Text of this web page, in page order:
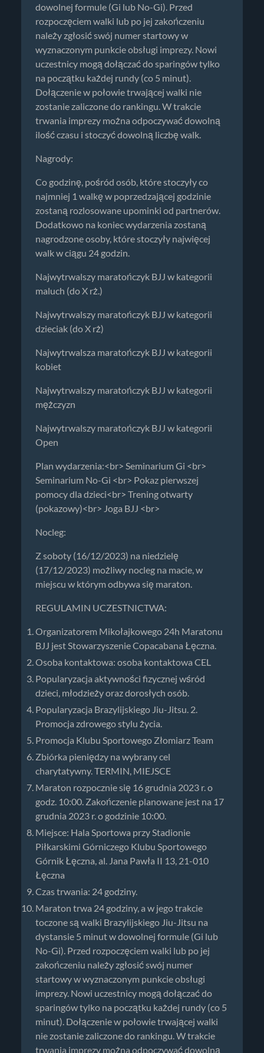
dowolnej formule (Gi lub No-Gi). Przed
rozpoczęciem walki lub po jej zakończeniu
należy zgłosić swój numer startowy w
wyznaczonym punkcie obsługi imprezy. Nowi
uczestnicy mogą dołączać do sparingów tylko
na początku każdej rundy (co 5 minut).
Dołączenie w połowie trwającej walki nie
zostanie zaliczone do rankingu. W trakcie
trwania imprezy można odpoczywać dowolną
ilość czasu i stoczyć dowolną liczbę walk.
Nagrody:
Co godzinę, pośród osób, które stoczyły co
najmniej 1 walkę w poprzedzającej godzinie
zostaną rozlosowane upominki od partnerów.
Dodatkowo na koniec wydarzenia zostaną
nagrodzone osoby, które stoczyły najwięcej
walk w ciągu 24 godzin.
Najwytrwalszy maratończyk BJJ w kategorii
maluch (do X rż.)
Najwytrwalszy maratończyk BJJ w kategorii
dzieciak (do X rż)
Najwytrwalsza maratończyk BJJ w kategorii
kobiet
Najwytrwalszy maratończyk BJJ w kategorii
mężczyzn
Najwytrwalszy maratończyk BJJ w kategorii
Open
Plan wydarzenia:<br> Seminarium Gi <br>
Seminarium No-Gi <br> Pokaz pierwszej
pomocy dla dzieci<br> Trening otwarty
(pokazowy)<br> Joga BJJ <br>
Nocleg:
Z soboty (16/12/2023) na niedzielę
(17/12/2023) możliwy nocleg na macie, w
miejscu w którym odbywa się maraton.
REGULAMIN UCZESTNICTWA:
Organizatorem Mikołajkowego 24h Maratonu
BJJ jest Stowarzyszenie Copacabana Łęczna.
Osoba kontaktowa: osoba kontaktowa CEL
Popularyzacja aktywności fizycznej wśród
dzieci, młodzieży oraz dorosłych osób.
Popularyzacja Brazylijskiego Jiu-Jitsu. 2.
Promocja zdrowego stylu życia.
Promocja Klubu Sportowego Złomiarz Team
Zbiórka pieniędzy na wybrany cel
charytatywny. TERMIN, MIEJSCE
Maraton rozpocznie się 16 grudnia 2023 r. o
godz. 10:00. Zakończenie planowane jest na 17
grudnia 2023 r. o godzinie 10:00.
Miejsce: Hala Sportowa przy Stadionie
Piłkarskimi Górniczego Klubu Sportowego
Górnik Łęczna, al. Jana Pawła II 13, 21-010
Łęczna
Czas trwania: 24 godziny.
Maraton trwa 24 godziny, a w jego trakcie
toczone są walki Brazylijskiego Jiu-Jitsu na
dystansie 5 minut w dowolnej formule (Gi lub
No-Gi). Przed rozpoczęciem walki lub po jej
zakończeniu należy zgłosić swój numer
startowy w wyznaczonym punkcie obsługi
imprezy. Nowi uczestnicy mogą dołączać do
sparingów tylko na początku każdej rundy (co 5
minut). Dołączenie w połowie trwającej walki
nie zostanie zaliczone do rankingu. W trakcie
trwania imprezy można odpoczywać dowolną